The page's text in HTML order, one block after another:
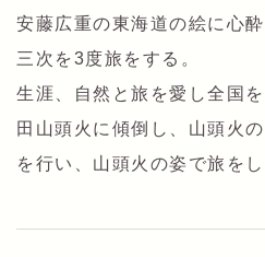
安藤広重の東海道の絵に心
三次を3度旅をする。
生涯、自然と旅を愛し全国
田山頭火に傾倒し、山頭火
を行い、山頭火の姿で旅をし